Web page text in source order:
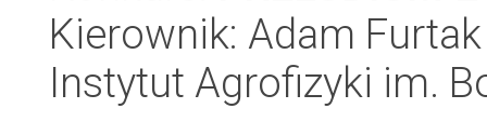
Kierownik: Adam Furtak
Instytut Agrofizyki im.